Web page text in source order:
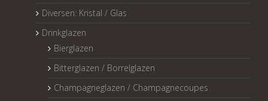
Diversen: Kristal / Glas
Drinkglazen
Bierglazen
Bitterglazen / Borrelglazen
Champagneglazen / Champagnecoupes